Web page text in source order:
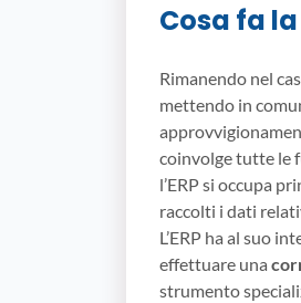
Cosa fa la
Rimanendo nel
mettendo in
coinvolge tutte le
l’ERP si occupa
raccolti i dati
L’ERP ha al suo
effettuare una
strumento